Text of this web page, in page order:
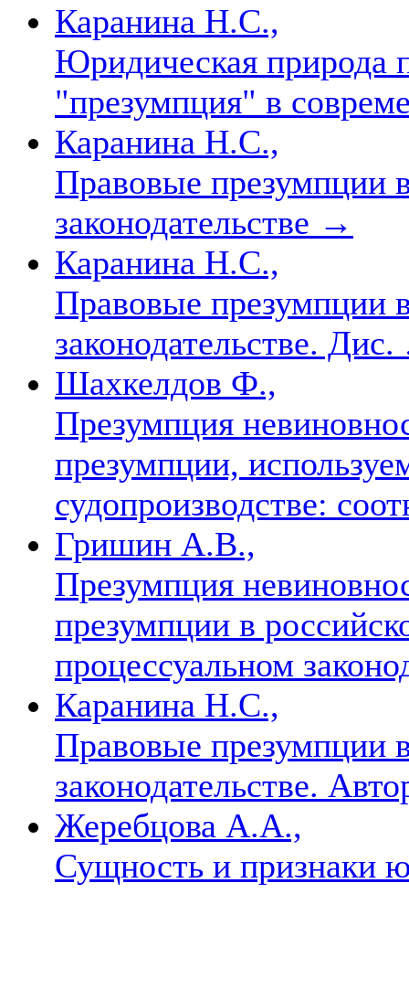
Каранина Н.С.,
Юридическая природа
"презумпция" в
Каранина Н.С.,
Правовые презумпции
законодательстве →
Каранина Н.С.,
Правовые презумпции
законодательстве.
Шахкелдов Ф.,
Презумпция
презумпции,
судопроизводстве:
Гришин А.В.,
Презумпция
презумпции в
процессуальном
Каранина Н.С.,
Правовые презумпции
законодательстве.
Жеребцова А.А.,
Сущность и признаки